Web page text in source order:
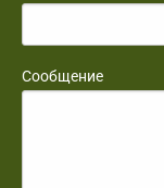
Сообщение